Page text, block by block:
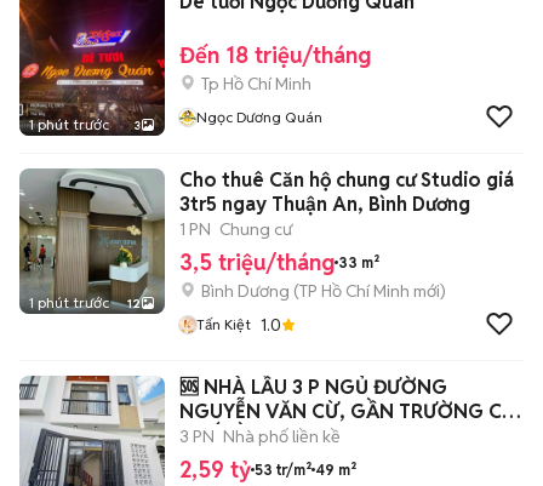
1 phút trước 3
Đến 18 triệu/tháng
Tp Hồ Chí Minh
Ngọc Dương Quán
1 phút trước 12
Cho thuê Căn hộ chung cư Studio giá
3tr5 ngay Thuận An, Bình Dương
1 PN Chung cư
3,5 triệu/tháng 33 m²
Bình Dương (TP Hồ Chí Minh mới)
Tấn Kiệt 1.0
🆘 NHÀ LẦU 3 P NGỦ ĐƯỜNG
NGUYỄN VĂN CỪ, GẦN TRƯỜNG CD
Y TẾ CẦN THƠ
3 PN Nhà phố liền kề
2,59 tỷ 53 tr/m² 49 m²